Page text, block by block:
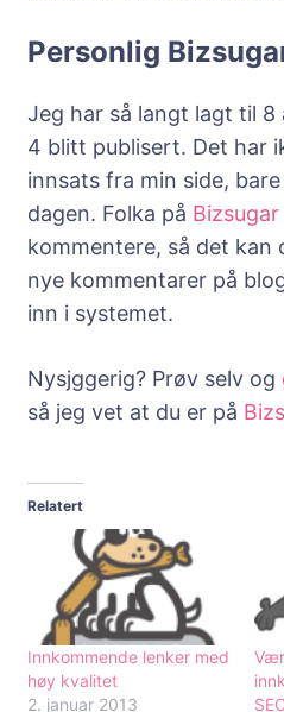
Personlig
Jeg har så langt lagt til
4 blitt publisert. Det har
innsats fra min side,
dagen. Folka på Bizsugar
kommentere, så det kan
nye kommentarer på
inn i systemet.
Nysjggerig? Prøv selv og
så jeg vet at du er på
Relatert
Innkommende lenker med
høy kvalitet
2. januar 2013